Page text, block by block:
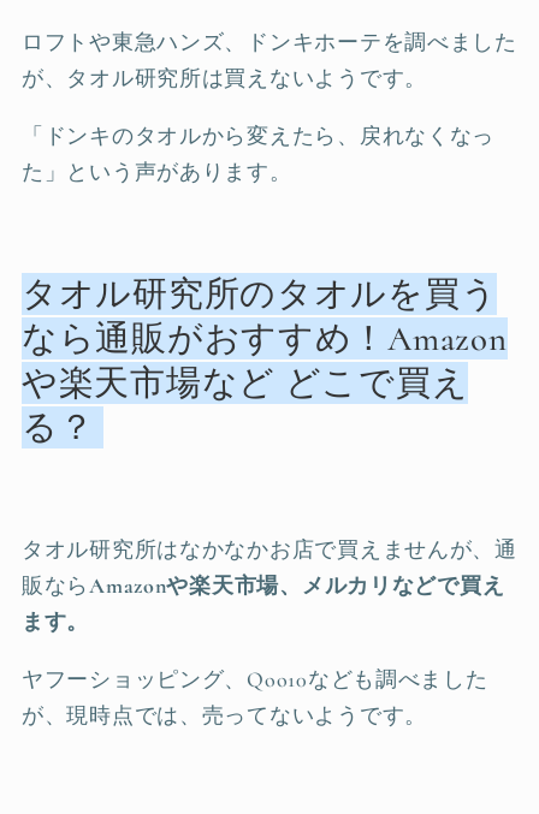
ロフトや東急ハンズ、ドンキホーテを調べました
が、タオル研究所は買えないようです。
「ドンキのタオルから変えたら、戻れなくなっ
た」という声があります。
タオル研究所のタオルを買う
なら通販がおすすめ！Amazon
や楽天市場など どこで買え
る？
タオル研究所はなかなかお店で買えませんが、通
販ならAmazonや楽天市場、メルカリなどで買え
ます。
ヤフーショッピング、Qoo10なども調べました
が、現時点では、売ってないようです。